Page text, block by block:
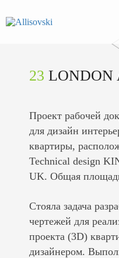
23 LONDON
Проект рабочей
для дизайн
квартиры,
Technical design
UK. Общая
Стояла задача
чертежей для
проекта (3D)
дизайнером.